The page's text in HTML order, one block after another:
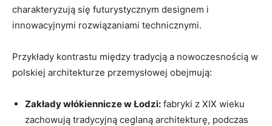
charakteryzują się futurystycznym designem i
innowacyjnymi rozwiązaniami technicznymi.
Przykłady kontrastu między tradycją a nowoczesnością w
polskiej architekturze przemysłowej obejmują:
Zakłady włókiennicze w Łodzi: fabryki z XIX wieku
zachowują tradycyjną ceglaną architekturę, podczas